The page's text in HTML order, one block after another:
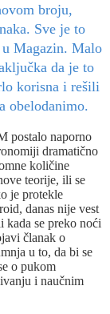
broju,
Sve je to
u Magazin. Malo
da je to
korisna i rešili
obelodanimo.
postalo naporno
dramatično
količine
teorije, ili se
je protekle
danas nije vest
kada se preko noći
članak o
u to, da bi se
o pukom
i naučnim